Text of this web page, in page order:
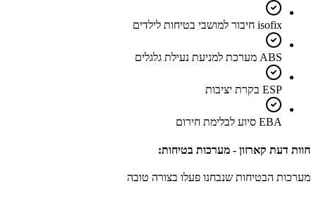
isofix חיבור למושבי בטיחות לילדים
ABS מערכת למניעת נעילת גלגלים
ESP בקרת יציבות
EBA סיוע לבלימת חירום
חוות דעת קארזון - מערכות בטיחות:
מערכות הבטיחות שנבחנו פעלו בצורה טובה